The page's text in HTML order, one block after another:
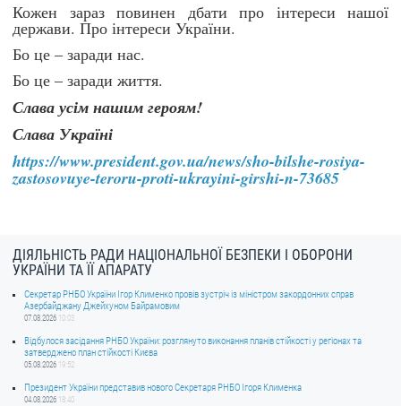
Кожен зараз повинен дбати про інтереси нашої
держави. Про інтереси України.
Бо це – заради нас.
Бо це – заради життя.
Слава усім нашим героям!
Слава Україні
https://www.president.gov.ua/news/sho-bilshe-rosiya-
zastosovuye-teroru-proti-ukrayini-girshi-n-73685
ДІЯЛЬНІСТЬ РАДИ НАЦІОНАЛЬНОЇ БЕЗПЕКИ І ОБОРОНИ
УКРАЇНИ ТА ЇЇ АПАРАТУ
Секретар РНБО України Ігор Клименко провів зустріч із міністром закордонних справ
Азербайджану Джейхуном Байрамовим
07.08.2026 10:03
Відбулося засідання РНБО України: розглянуто виконання планів стійкості у регіонах та
затверджено план стійкості Києва
05.08.2026 19:52
Президент України представив нового Секретаря РНБО Ігоря Клименка
04.08.2026 18:40